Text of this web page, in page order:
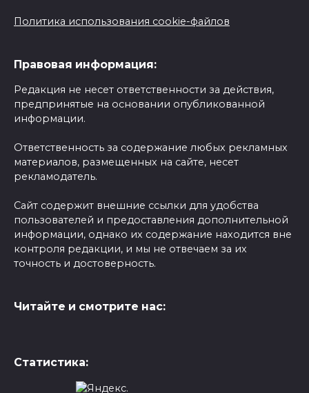
Политика использования cookie-файлов
Правовая информация:
Редакция не несет ответственности за действия,
предпринятые на основании опубликованной
информации.
Ответственность за содержание любых рекламных
материалов, размещенных на сайте, несет
рекламодатель.
Сайт содержит внешние ссылки для удобства
пользователей и предоставления дополнительной
информации, однако их содержание находится вне
контроля редакции, и мы не отвечаем за их
точность и достоверность.
Читайте и смотрите нас:
Статистика: